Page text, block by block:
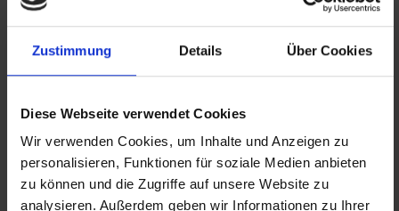
Zustimmung Details Über Cookies
Diese Webseite verwendet Cookies
Wir verwenden Cookies, um Inhalte und Anzeigen zu
personalisieren, Funktionen für soziale Medien anbieten
zu können und die Zugriffe auf unsere Website zu
analysieren. Außerdem geben wir Informationen zu Ihrer
Sahids Rat an Arbeitsuchende
Durchhalten lohnt sich. „Das Wichtigste ist, dass
machen wollt. Viele verlieren die Motivation, aber
man darf nicht aufgeben. Arbeitet weiter an euch
und eurem Ziel.“